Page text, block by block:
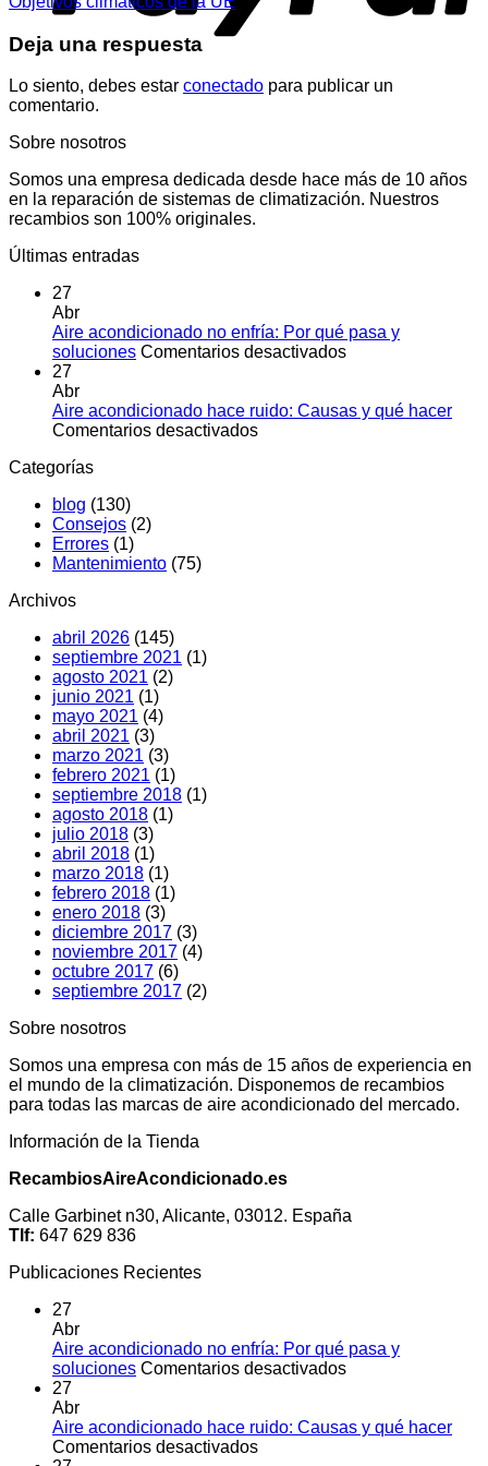
Deja una respuesta
Lo siento, debes estar conectado para publicar un
comentario.
Sobre nosotros
Somos una empresa dedicada desde hace más de 10 años
en la reparación de sistemas de climatización. Nuestros
recambios son 100% originales.
Últimas entradas
27
Abr
Aire acondicionado no enfría: Por qué pasa y
soluciones Comentarios desactivadosen
no
27
Abr
Aire acondicionado hace ruido: Causas y qué hacer
Comentarios desactivadosen
Categorías
blog (130)
Consejos (2)
Errores (1)
Mantenimiento (75)
Archivos
abril 2026 (145)
septiembre 2021 (1)
agosto 2021 (2)
junio 2021 (1)
mayo 2021 (4)
abril 2021 (3)
marzo 2021 (3)
febrero 2021 (1)
septiembre 2018 (1)
agosto 2018 (1)
julio 2018 (3)
abril 2018 (1)
marzo 2018 (1)
febrero 2018 (1)
enero 2018 (3)
diciembre 2017 (3)
noviembre 2017 (4)
octubre 2017 (6)
septiembre 2017 (2)
Sobre nosotros
Somos una empresa con más de 15 años de experiencia en
el mundo de la climatización. Disponemos de recambios
para todas las marcas de aire acondicionado del mercado.
Información de la Tienda
RecambiosAireAcondicionado.es
Calle Garbinet n30, Alicante, 03012. España
Tlf: 647 629 836
Publicaciones Recientes
27
Abr
Aire acondicionado no enfría: Por qué pasa y
soluciones Comentarios desactivadosen
no
27
Abr
Aire acondicionado hace ruido: Causas y qué hacer
Comentarios desactivadosen